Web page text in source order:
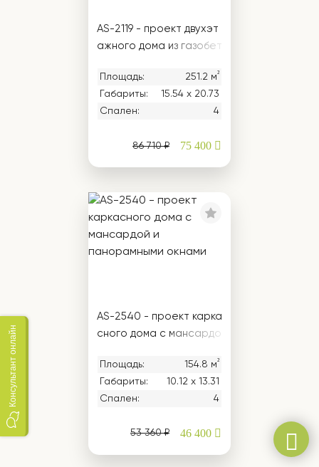
AS-2119 - проект двухэт
ажного дома из газобет
асой
Площадь: 251.2 м²
Габариты:
15.54 х 20.73
Спален:
4
86 710 ₽ 75 400
AS-2540 - проект карка
сного дома с мансардо
иПлощадь: 154.8 м²
Габариты:
10.12 х 13.31
Спален:
4
53 360 ₽ 46 400
Консультант онлайн